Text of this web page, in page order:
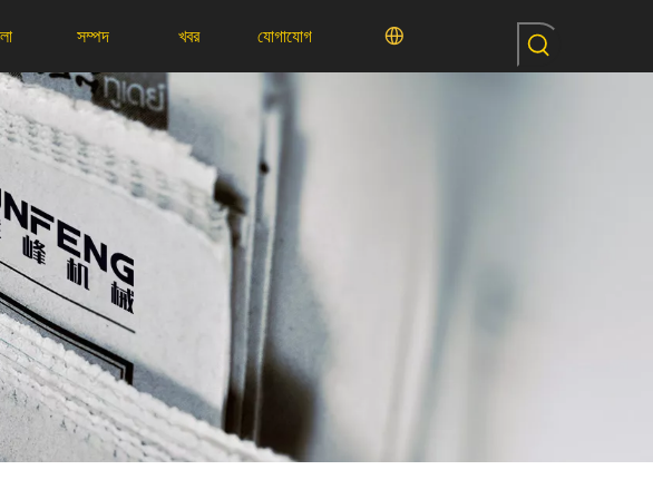
সম্পদ খবর যোগাযোগ